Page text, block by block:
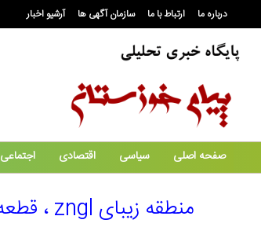
درباره ما ارتباط با ما سازمان آگهی ها آرشیو اخبار
صفحه اصلی سیاسی اقتصادی اجتماعی
منطقه زیبای zngl ، قطعه ای از بهشت